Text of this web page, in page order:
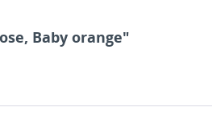
Baby orange"